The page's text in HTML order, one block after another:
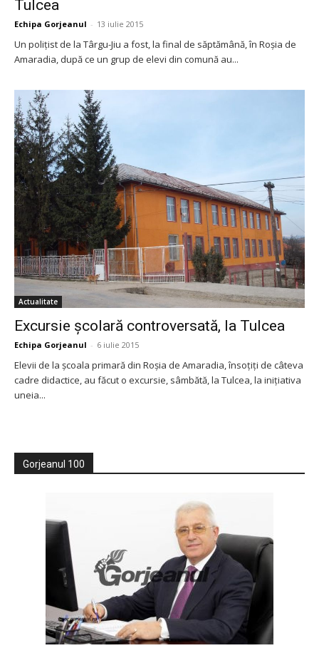
Tulcea
Echipa Gorjeanul - 13 iulie 2015
Un poliţist de la Târgu-Jiu a fost, la final de săptămână, în Roşia de
Amaradia, după ce un grup de elevi din comună au...
Actualitate
Excursie şcolară controversată, la Tulcea
Echipa Gorjeanul - 6 iulie 2015
Elevii de la şcoala primară din Roşia de Amaradia, însoţiţi de câteva
cadre didactice, au făcut o excursie, sâmbătă, la Tulcea, la iniţiativa
uneia...
Gorjeanul 100